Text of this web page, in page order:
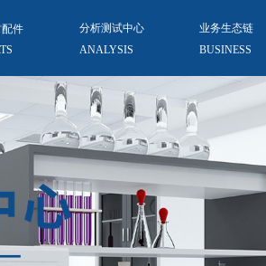
件
分析测试中心
ANALYSIS
业务生态链
BUSINESS